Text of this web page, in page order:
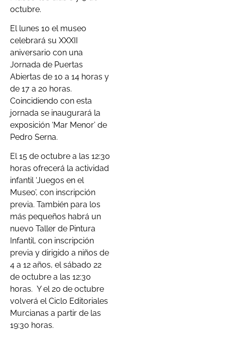
octubre.
El lunes 10 el museo
celebrará su XXXII
aniversario con una
Jornada de Puertas
Abiertas de 10 a 14 horas y
de 17 a 20 horas.
Coincidiendo con esta
jornada se inaugurará la
exposición ‘Mar Menor’ de
Pedro Serna.
El 15 de octubre a las 12:30
horas ofrecerá la actividad
infantil ‘Juegos en el
Museo’, con inscripción
previa. También para los
más pequeños habrá un
nuevo Taller de Pintura
Infantil, con inscripción
previa y dirigido a niños de
4 a 12 años, el sábado 22
de octubre a las 12:30
horas. Y el 20 de octubre
volverá el Ciclo Editoriales
Murcianas a partir de las
19:30 horas.